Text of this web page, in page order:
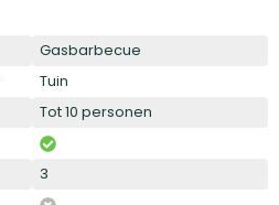
Gasbarbecue
Tuin
Tot 10 personen
3